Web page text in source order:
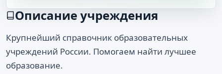
Описание учреждения
Крупнейший справочник образовательных
учреждений России. Помогаем найти лучшее
образование.